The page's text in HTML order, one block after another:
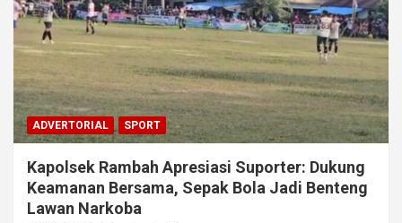
ADVERTORIAL SPORT
Kapolsek Rambah Apresiasi Suporter: Dukung
Keamanan Bersama, Sepak Bola Jadi Benteng
Lawan Narkoba